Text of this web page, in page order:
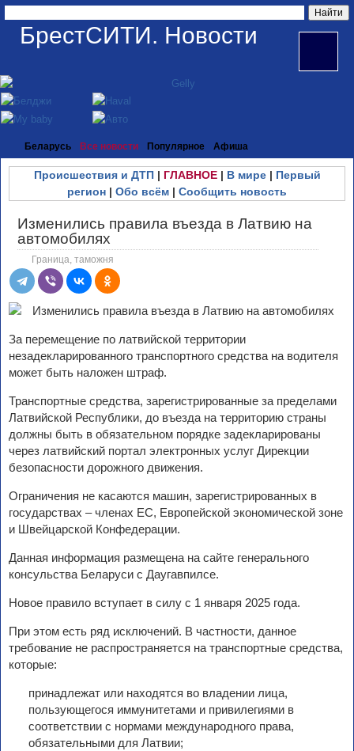
БрестСИТИ. Новости
Беларусь Все новости Популярное Афиша
Происшествия и ДТП| ГЛАВНОЕ| В мире| Первый
регион | Обо всём | Сообщить новость
Изменились правила въезда в Латвию на
автомобилях
Граница, таможня
За перемещение по латвийской территории
незадекларированного транспортного средства на водителя
может быть наложен штраф.
Транспортные средства, зарегистрированные за пределами
Латвийской Республики, до въезда на территорию страны
должны быть в обязательном порядке задекларированы
через латвийский портал электронных услуг Дирекции
безопасности дорожного движения.
Ограничения не касаются машин, зарегистрированных в
государствах – членах ЕС, Европейской экономической зоне
и Швейцарской Конфедерации.
Данная информация размещена на сайте генерального
консульства Беларуси с Даугавпилсе.
Новое правило вступает в силу с 1 января 2025 года.
При этом есть ряд исключений. В частности, данное
требование не распространяется на транспортные средства,
которые:
принадлежат или находятся во владении лица,
пользующегося иммунитетами и привилегиями в
соответствии с нормами международного права,
обязательными для Латвии;